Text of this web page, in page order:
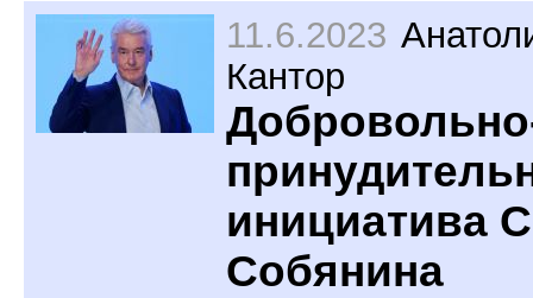
11.6.2023
Кантор
инициатива
Собянина